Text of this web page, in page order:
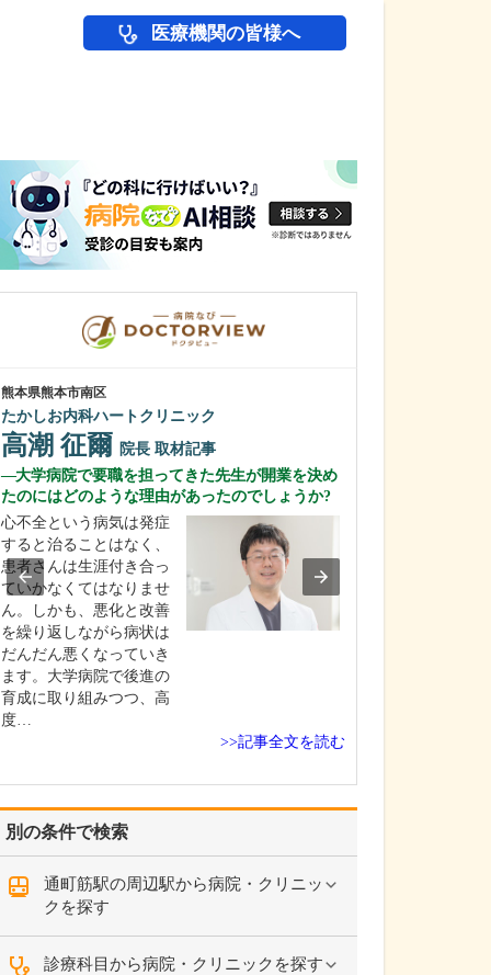
医療機関の皆様へ
別の条件で検索
通町筋駅の周辺駅から病院・クリニッ
クを探す
診療科目から病院・クリニックを探す
熊本県熊本市南区
たかしお内科ハートクリニック
高潮 征爾 院長 取材記事
大学病院で要職を担ってきた先生が開業を決め
たのにはどのような理由があったのでしょうか?
心不全という病気は発症
すると治ることはなく、
患者さんは生涯付き合っ
ていかなくてはなりませ
ん。しかも、悪化と改善
を繰り返しながら病状は
だんだん悪くなっていき
ます。大学病院で後進の
育成に取り組みつつ、高
度…
>>記事全文を読む